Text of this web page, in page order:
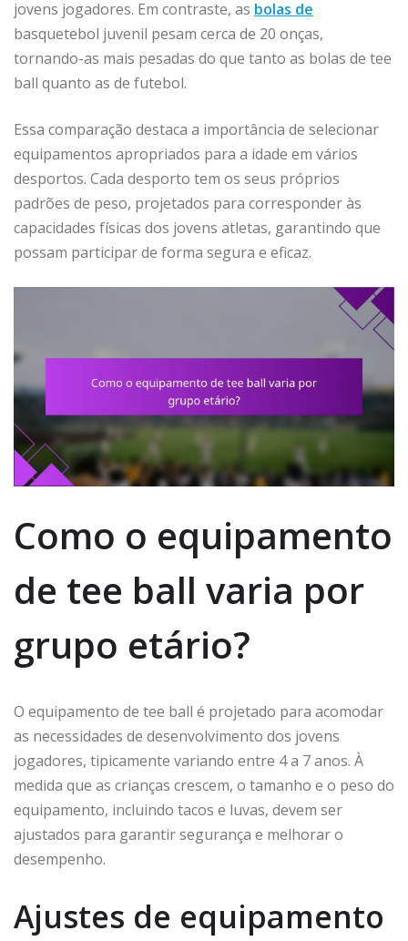
jovens jogadores. Em contraste, as bolas de
basquetebol juvenil pesam cerca de 20 onças,
tornando-as mais pesadas do que tanto as bolas de tee
ball quanto as de futebol.
Essa comparação destaca a importância de selecionar
equipamentos apropriados para a idade em vários
desportos. Cada desporto tem os seus próprios
padrões de peso, projetados para corresponder às
capacidades físicas dos jovens atletas, garantindo que
possam participar de forma segura e eficaz.
Como o equipamento
de tee ball varia por
grupo etário?
O equipamento de tee ball é projetado para acomodar
as necessidades de desenvolvimento dos jovens
jogadores, tipicamente variando entre 4 a 7 anos. À
medida que as crianças crescem, o tamanho e o peso do
equipamento, incluindo tacos e luvas, devem ser
ajustados para garantir segurança e melhorar o
desempenho.
Ajustes de equipamento